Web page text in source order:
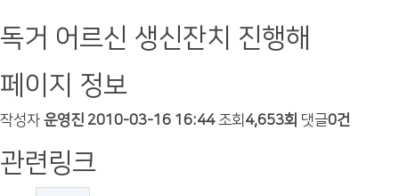
독거 어르신 생신잔치 진행해
페이지 정보
작성자 운영진 2010-03-16 16:44조회 4,653회 댓글0건
관련링크